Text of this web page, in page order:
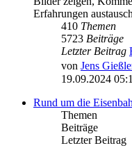
Erfahrungen
410 Themen
5723 Beiträge
Letzter Beitrag
von Jens
19.09.2024
Rund um die
Themen
Beiträge
Letzter Beitrag